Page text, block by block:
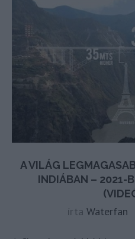
A VILÁG
INDIÁBAN – 2021-
írta Waterfan